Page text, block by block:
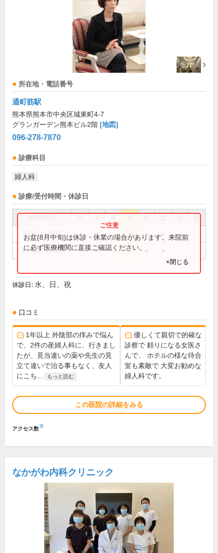
所在地・電話番号
通町筋駅
熊本県熊本市中央区城東町4-7
グランガーデン熊本ビル2階 [地図]
096-278-7870
診療科目
婦人科
診療/受付時間・休診日
祝
9:00～12:30 ● ● ● ●
14:00～17:00 ● ● ●
お盆(8月中旬)は休診・休業の場合があります。来院前
に必ず医療機関に直接ご確認ください。
×閉じる
休診日: 水、日、祝
口コミ
1年以上 外陰部の痒みで悩ん
で、2件の産婦人科に、行きまし
たが、見当違いの薬や先生の見
立て違いで治る事もなく、友人
にこち...
もっと読む
優しくて親切で的確な
診察で 頼りになる女医さ
んで、 ホテルの様な待合
室も素敵で 大変お勧めな
婦人科です。
この医院の詳細をみる
アクセス数※
なかがわ内科クリニック